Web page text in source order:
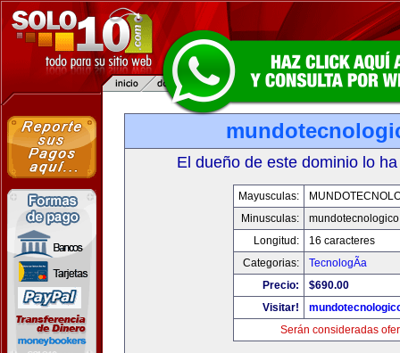
El dueño de este dominio lo
Mayusculas:
Minusculas:
Longitud:
16 caracteres
Categorias:
TecnologÃ­a
Precio:
$690.00
Visitar!
Serán consideradas